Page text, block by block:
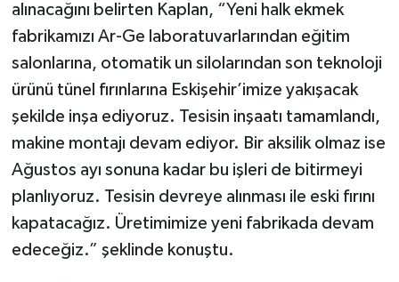
alınacağını belirten Kaplan, “Yeni halk ekmek
fabrikamızı Ar-Ge laboratuvarlarından eğitim
salonlarına, otomatik un silolarından son teknoloji
ürünü tünel fırınlarına Eskişehir’imize yakışacak
şekilde inşa ediyoruz. Tesisin inşaatı tamamlandı,
makine montajı devam ediyor. Bir aksilik olmaz ise
Ağustos ayı sonuna kadar bu işleri de bitirmeyi
planlıyoruz. Tesisin devreye alınması ile eski fırını
kapatacağız. Üretimimize yeni fabrikada devam
edeceğiz.” şeklinde konuştu.